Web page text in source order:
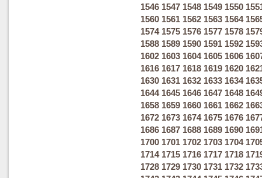
1546 1547 1548 1549 1550
1560 1561 1562 1563 1564
1574 1575 1576 1577 1578
1588 1589 1590 1591 1592
1602 1603 1604 1605 1606
1616 1617 1618 1619 1620
1630 1631 1632 1633 1634
1644 1645 1646 1647 1648
1658 1659 1660 1661 1662
1672 1673 1674 1675 1676
1686 1687 1688 1689 1690
1700 1701 1702 1703 1704
1714 1715 1716 1717 1718
1728 1729 1730 1731 1732